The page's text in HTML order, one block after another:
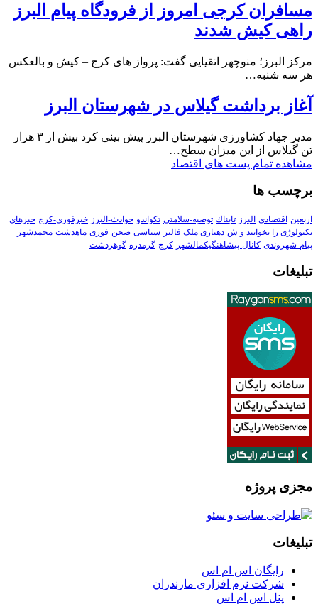
مسافران کرجی امروز از فرودگاه پیام البرز
راهی کیش شدند
مرکز البرز؛ منوچهر اتقیایی گفت: پرواز های کرج – کیش و بالعکس
هر سه شنبه…
آغاز برداشت گیلاس در شهرستان البرز
مدیر جهاد کشاورزی شهرستان البرز پیش بینی کرد بیش از ۳ هزار
تن گیلاس از این میزان سطح…
مشاهده تمام پست های اقتصاد
برچسب ها
اربعین اقتصادی البرز تابناك توصیه-سلامتی تکواندو حوادث-البرز خبرفوری-کرج خبرهای
تکنولوڑی را بخوانید و ش دهیاری ملک فالیز سیاسی صحن فوری ماهدشت محمدشهر
پیام-شهروندی کانال-پیشاهنگیکمالشهر کرج گرمدره گوهردشت
تبلیغات
مجزی پروژه
تبلیغات
رایگان اس ام اس
شرکت نرم افزاری مازندران
پنل اس ام اس